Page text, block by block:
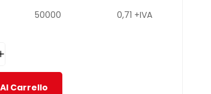
50000 0,71 +IVA
Carrello